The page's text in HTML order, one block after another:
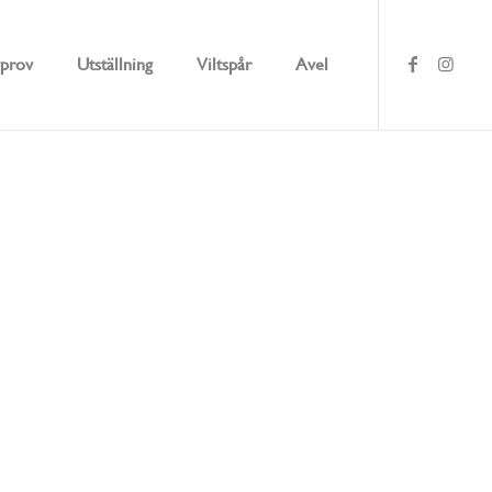
Utställning Viltspår Avel